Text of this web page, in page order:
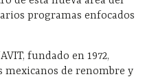
programas enfocados
fundado en 1972,
mexicanos de renombre y